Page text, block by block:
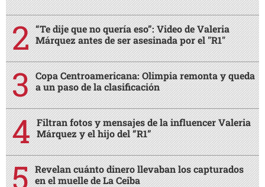
“Te dije que no quería eso”: Video de Valeria
Márquez antes de ser asesinada por el "R1"
Copa Centroamericana: Olimpia remonta y queda
a un paso de la clasificación
Filtran fotos y mensajes de la influencer Valeria
Márquez y el hijo del “R1”
Revelan cuánto dinero llevaban los capturados
en el muelle de La Ceiba